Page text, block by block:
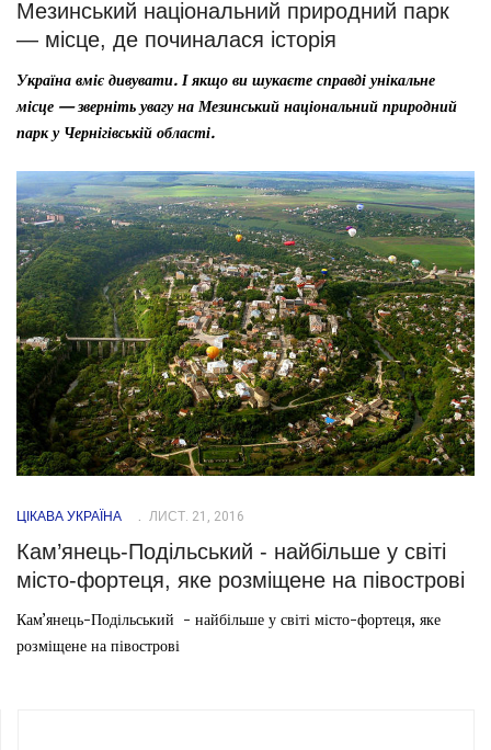
Мезинський національний природний парк
— місце, де починалася історія
Україна вміє дивувати. І якщо ви шукаєте справді унікальне
місце — зверніть увагу на Мезинський національний природний
парк у Чернігівській області.
ЦІКАВА УКРАЇНА ЛИСТ. 21, 2016
Кам’янець-Подільський - найбільше у світі
місто-фортеця, яке розміщене на півострові
Кам’янець-Подільський - найбільше у світі місто-фортеця, яке
розміщене на півострові